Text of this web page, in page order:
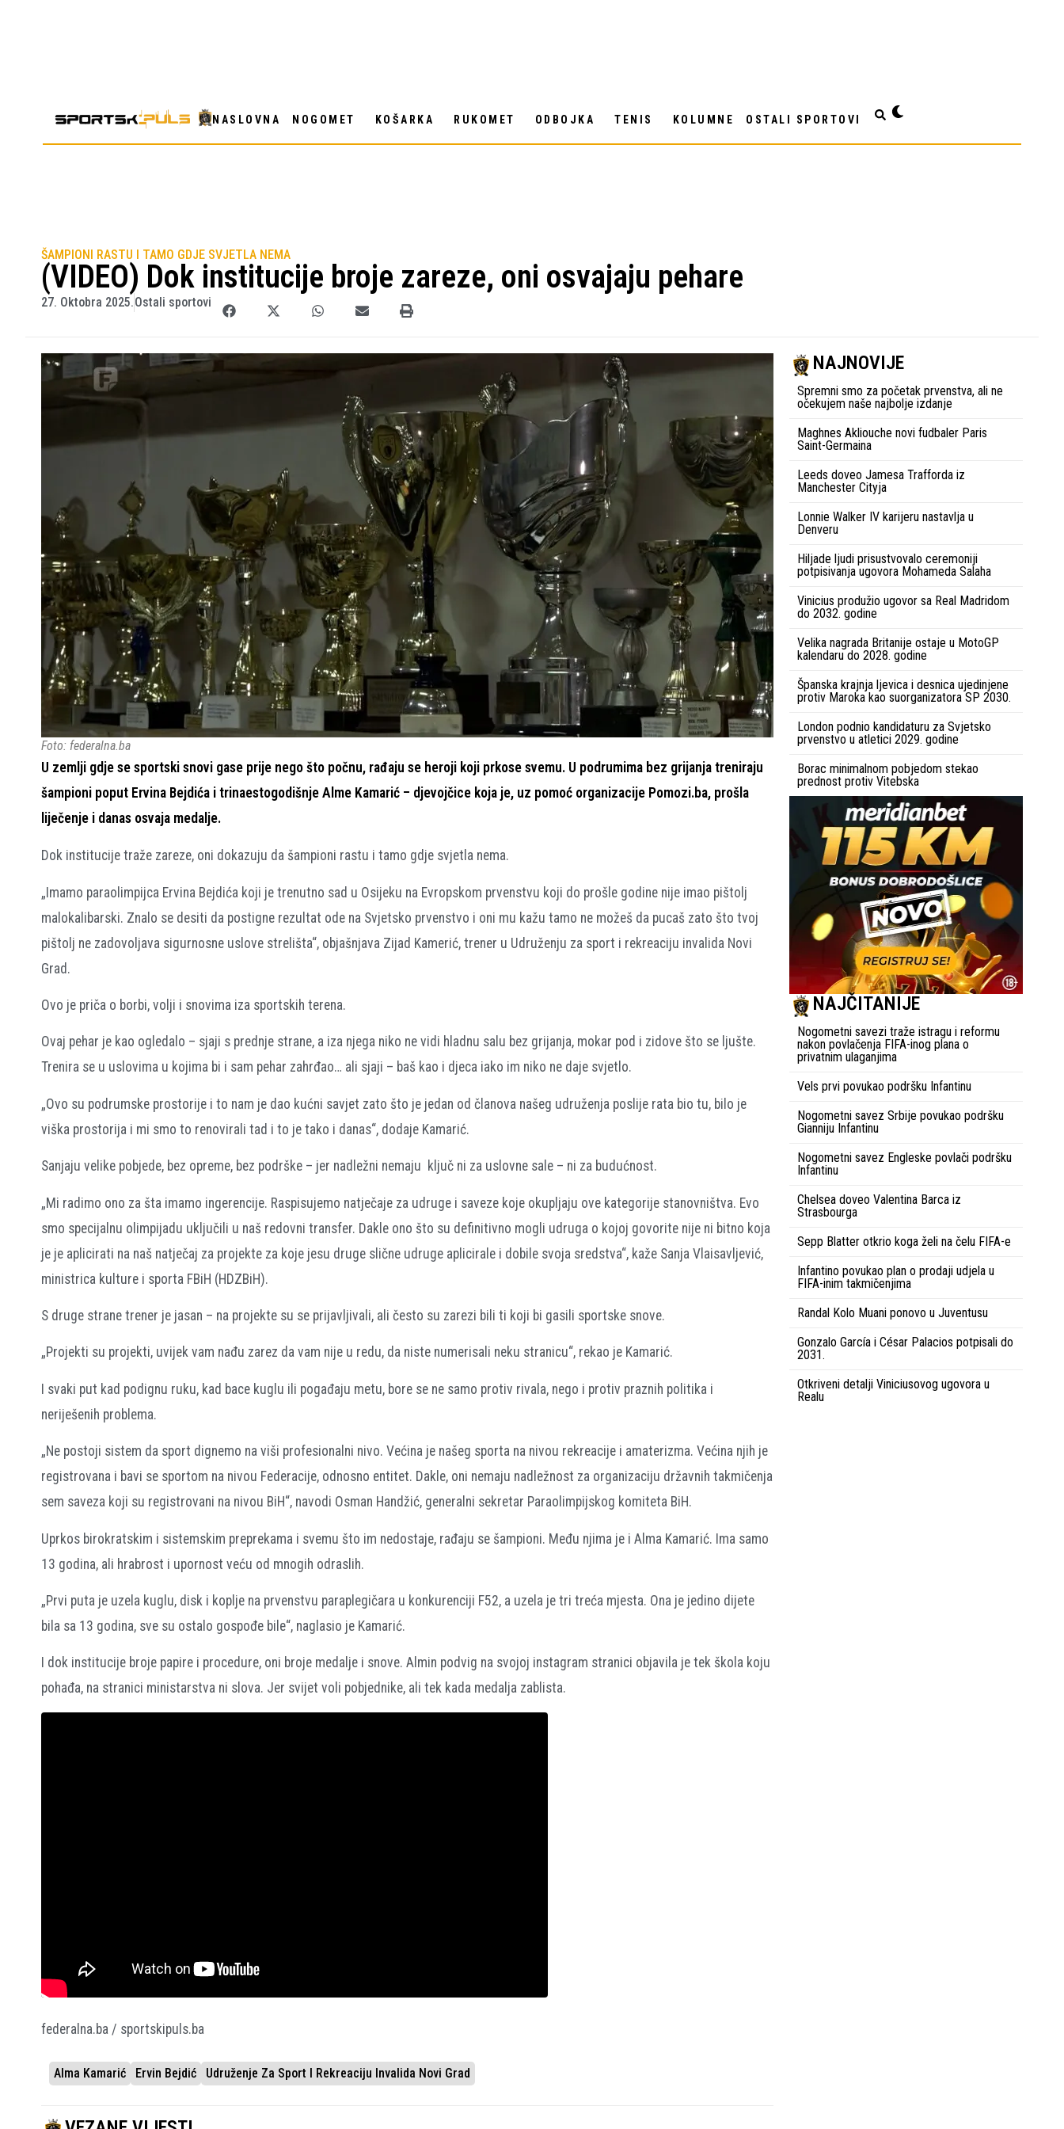
NASLOVNA NOGOMET KOŠARKA RUKOMET ODBOJKA TENIS KOLUMNE OSTALI SPORTOVI
ŠAMPIONI RASTU I TAMO GDJE SVJETLA NEMA
(VIDEO) Dok institucije broje zareze, oni osvajaju pehare
27. Oktobra 2025.Ostali sportovi
Foto: federalna.ba
U zemlji gdje se sportski snovi gase prije nego što počnu, rađaju se heroji koji prkose svemu. U podrumima bez grijanja treniraju
šampioni poput Ervina Bejdića i trinaestogodišnje Alme Kamarić – djevojčice koja je, uz pomoć organizacije Pomozi.ba, prošla
liječenje i danas osvaja medalje.
Dok institucije traže zareze, oni dokazuju da šampioni rastu i tamo gdje svjetla nema.
„Imamo paraolimpijca Ervina Bejdića koji je trenutno sad u Osijeku na Evropskom prvenstvu koji do prošle godine nije imao pištolj
malokalibarski. Znalo se desiti da postigne rezultat ode na Svjetsko prvenstvo i oni mu kažu tamo ne možeš da pucaš zato što tvoj
pištolj ne zadovoljava sigurnosne uslove strelišta“, objašnjava Zijad Kamerić, trener u Udruženju za sport i rekreaciju invalida Novi
Grad.
Ovo je priča o borbi, volji i snovima iza sportskih terena.
Ovaj pehar je kao ogledalo – sjaji s prednje strane, a iza njega niko ne vidi hladnu salu bez grijanja, mokar pod i zidove što se ljušte.
Trenira se u uslovima u kojima bi i sam pehar zahrđao… ali sjaji – baš kao i djeca iako im niko ne daje svjetlo.
„Ovo su podrumske prostorije i to nam je dao kućni savjet zato što je jedan od članova našeg udruženja poslije rata bio tu, bilo je
viška prostorija i mi smo to renovirali tad i to je tako i danas“, dodaje Kamarić.
Sanjaju velike pobjede, bez opreme, bez podrške – jer nadležni nemaju ključ ni za uslovne sale – ni za budućnost.
„Mi radimo ono za šta imamo ingerencije. Raspisujemo natječaje za udruge i saveze koje okupljaju ove kategorije stanovništva. Evo
smo specijalnu olimpijadu uključili u naš redovni transfer. Dakle ono što su definitivno mogli udruga o kojoj govorite nije ni bitno koja
je je aplicirati na naš natječaj za projekte za koje jesu druge slične udruge aplicirale i dobile svoja sredstva“, kaže Sanja Vlaisavljević,
ministrica kulture i sporta FBiH (HDZBiH).
S druge strane trener je jasan – na projekte su se prijavljivali, ali često su zarezi bili ti koji bi gasili sportske snove.
„Projekti su projekti, uvijek vam nađu zarez da vam nije u redu, da niste numerisali neku stranicu“, rekao je Kamarić.
I svaki put kad podignu ruku, kad bace kuglu ili pogađaju metu, bore se ne samo protiv rivala, nego i protiv praznih politika i
neriješenih problema.
„Ne postoji sistem da sport dignemo na viši profesionalni nivo. Većina je našeg sporta na nivou rekreacije i amaterizma. Većina njih je
registrovana i bavi se sportom na nivou Federacije, odnosno entitet. Dakle, oni nemaju nadležnost za organizaciju državnih takmičenja
sem saveza koji su registrovani na nivou BiH“, navodi Osman Handžić, generalni sekretar Paraolimpijskog komiteta BiH.
Uprkos birokratskim i sistemskim preprekama i svemu što im nedostaje, rađaju se šampioni. Među njima je i Alma Kamarić. Ima samo
13 godina, ali hrabrost i upornost veću od mnogih odraslih.
„Prvi puta je uzela kuglu, disk i koplje na prvenstvu paraplegičara u konkurenciji F52, a uzela je tri treća mjesta. Ona je jedino dijete
bila sa 13 godina, sve su ostalo gospođe bile“, naglasio je Kamarić.
I dok institucije broje papire i procedure, oni broje medalje i snove. Almin podvig na svojoj instagram stranici objavila je tek škola koju
pohađa, na stranici ministarstva ni slova. Jer svijet voli pobjednike, ali tek kada medalja zablista.
federalna.ba / sportskipuls.ba
Alma Kamarić Ervin Bejdić Udruženje Za Sport I Rekreaciju Invalida Novi Grad
NAJNOVIJE
Spremni smo za početak prvenstva, ali ne
očekujem naše najbolje izdanje
Maghnes Akliouche novi fudbaler Paris
Saint-Germaina
Leeds doveo Jamesa Trafforda iz
Manchester Cityja
Lonnie Walker IV karijeru nastavlja u
Denveru
Hiljade ljudi prisustvovalo ceremoniji
potpisivanja ugovora Mohameda Salaha
Vinicius produžio ugovor sa Real Madridom
do 2032. godine
Velika nagrada Britanije ostaje u MotoGP
kalendaru do 2028. godine
Španska krajnja ljevica i desnica ujedinjene
protiv Maroka kao suorganizatora SP 2030.
London podnio kandidaturu za Svjetsko
prvenstvo u atletici 2029. godine
Borac minimalnom pobjedom stekao
prednost protiv Vitebska
NAJČITANIJE
Nogometni savezi traže istragu i reformu
nakon povlačenja FIFA-inog plana o
privatnim ulaganjima
Vels prvi povukao podršku Infantinu
Nogometni savez Srbije povukao podršku
Gianniju Infantinu
Nogometni savez Engleske povlači podršku
Infantinu
Chelsea doveo Valentina Barca iz
Strasbourga
Sepp Blatter otkrio koga želi na čelu FIFA-e
Infantino povukao plan o prodaji udjela u
FIFA-inim takmičenjima
Randal Kolo Muani ponovo u Juventusu
Gonzalo García i César Palacios potpisali do
2031.
Otkriveni detalji Viniciusovog ugovora u
Realu